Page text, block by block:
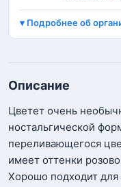
Подробнее об
Описание
Цветет очень
ностальгической
переливающегося
имеет оттенки
Хорошо подходит для